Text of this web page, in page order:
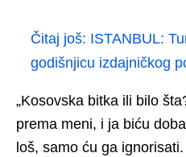
Čitaj još: ISTANBUL:
godišnjicu izdajničkog
„Kosovska bitka ili bilo
prema meni, i ja biću
loš, samo ću ga